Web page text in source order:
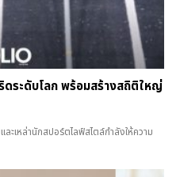
ดระดับโลก พร้อมสร้างสถิติใหญ่
ะเหล่านักสปอร์ตไลฟ์สไตล์กำลังให้ความ